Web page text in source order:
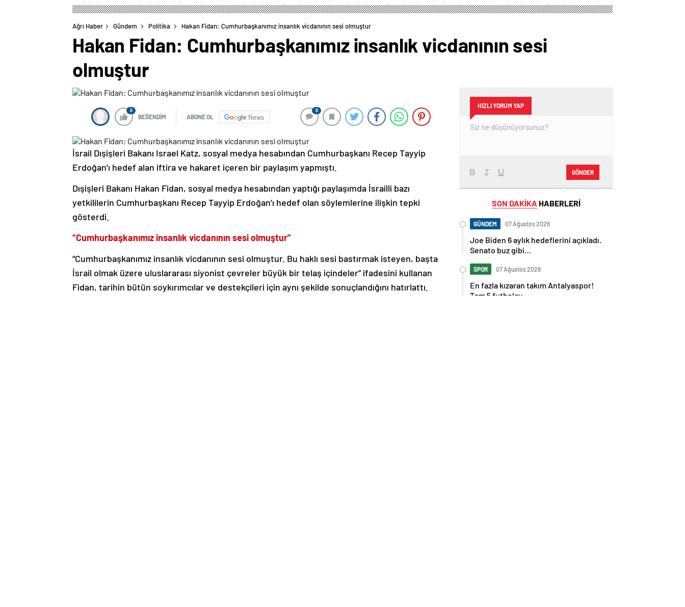
güvenilir biri
Ağrı Haber Gündem Politika Hakan Fidan: Cumhurbaşkanımız insanlık vicdanının sesi olmuştur
Hakan Fidan: Cumhurbaşkanımız insanlık vicdanının sesi
olmuştur
0
BEĞENDİM ABONE OL News
0
İsrail Dışişleri Bakanı Israel Katz, sosyal medya hesabından Cumhurbaşkanı Recep Tayyip
Erdoğan’ı hedef alan iftira ve hakaret içeren bir paylaşım yapmıştı.
Dışişleri Bakanı Hakan Fidan, sosyal medya hesabından yaptığı paylaşımda İsrailli bazı
yetkililerin Cumhurbaşkanı Recep Tayyip Erdoğan’ı hedef olan söylemlerine ilişkin tepki
gösterdi.
“Cumhurbaşkanımız insanlık vicdanının sesi olmuştur”
“Cumhurbaşkanımız insanlık vicdanının sesi olmuştur. Bu haklı sesi bastırmak isteyen, başta
İsrail olmak üzere uluslararası siyonist çevreler büyük bir telaş içindeler” ifadesini kullanan
Fidan, tarihin bütün soykırımcılar ve destekçileri için aynı şekilde sonuçlandığını hatırlattı.
HIZLI YORUM YAP
GÖNDER
SON DAKİKA HABERLERİ
GÜNDEM 07 Ağustos 2026
Joe Biden 6 aylık hedeflerini açıkladı.
Senato buz gibi…
SPOR 07 Ağustos 2026
En fazla kızaran takım Antalyaspor!
Tam 5 futbolcu….